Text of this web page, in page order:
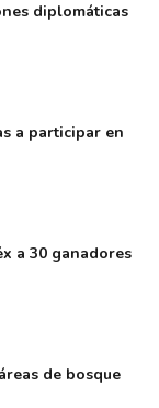
diplomáticas
a participar en
a 30 ganadores
de bosque